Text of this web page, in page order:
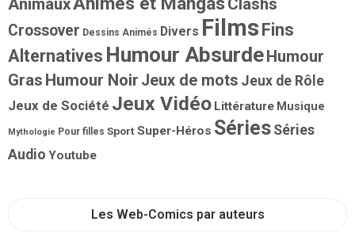
Animaux Clashs
Crossover Dessins Animés Divers Films Fins
Alternatives Humour AbsurdeHumour
Gras Humour Noir Jeux de mots Jeux de Rôle
Jeux de Société Jeux Vidéo Littérature Musique
Mythologie Pour filles SportSuper-Héros Séries Séries
Audio Youtube
Les Web-Comics par auteurs